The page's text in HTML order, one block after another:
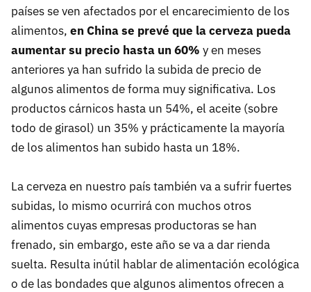
países se ven afectados por el encarecimiento de los
alimentos, en China se prevé que la cerveza pueda
aumentar su precio hasta un 60% y en meses
anteriores ya han sufrido la subida de precio de
algunos alimentos de forma muy significativa. Los
productos cárnicos hasta un 54%, el aceite (sobre
todo de girasol) un 35% y prácticamente la mayoría
de los alimentos han subido hasta un 18%.
La cerveza en nuestro país también va a sufrir fuertes
subidas, lo mismo ocurrirá con muchos otros
alimentos cuyas empresas productoras se han
frenado, sin embargo, este año se va a dar rienda
suelta. Resulta inútil hablar de alimentación ecológica
o de las bondades que algunos alimentos ofrecen a